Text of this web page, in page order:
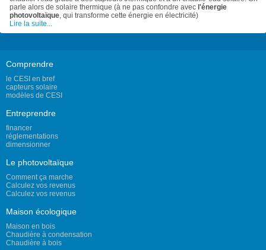
parle alors de solaire thermique (à ne pas confondre avec l'énergie
photovoltaïque , qui transforme cette énergie en électricité)
Lire la suite...
Comprendre
le CESI en bref
capteurs solaire
modèles de CESI
Entreprendre
financer
réglementations
dimensionner
Le photovoltaïque
Comment ça marche
Calculez vos revenus
Calculez vos revenus
Maison écologique
Maison en bois
Chaudière à condensation
Chaudière à bois